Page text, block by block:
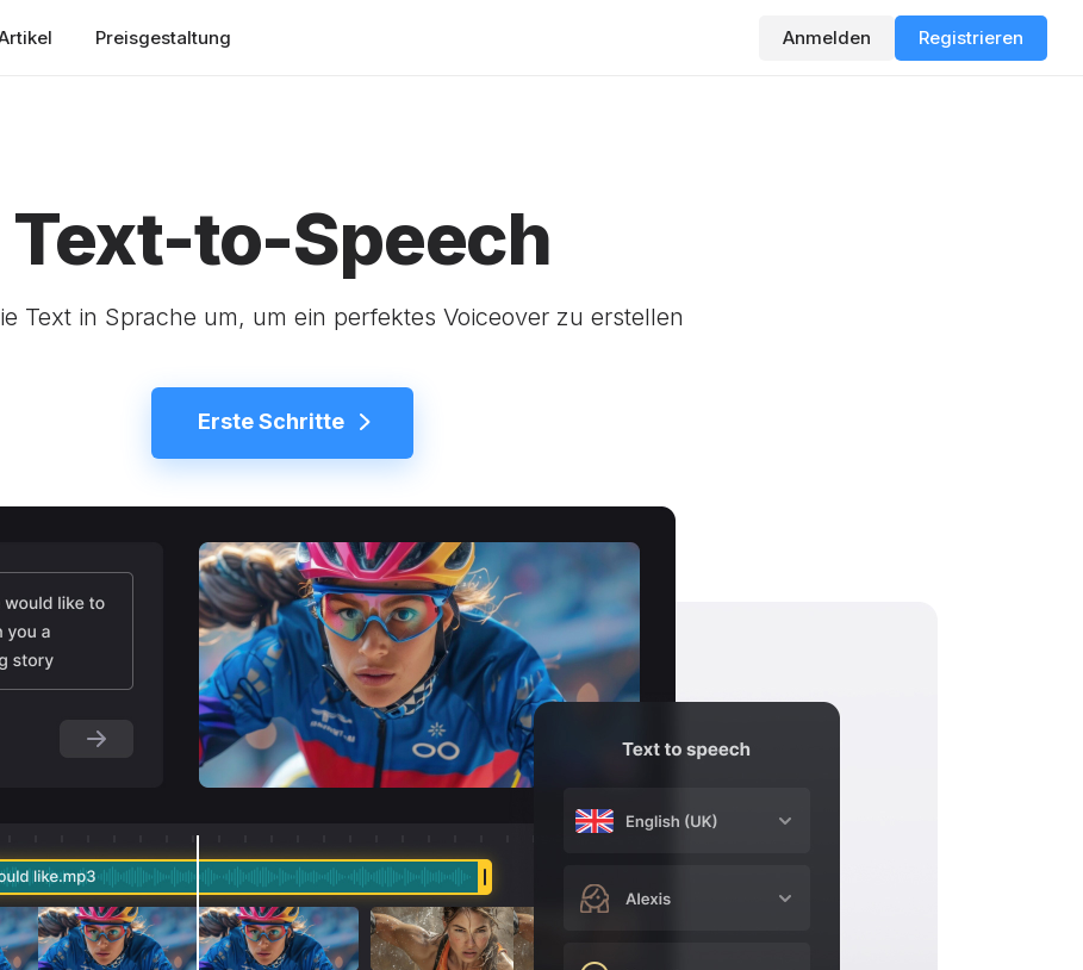
Preisgestaltung Anmelden Registrieren
Text-to-Speech
Text in Sprache um, um ein perfektes Voiceover zu erstellen
Erste Schritte